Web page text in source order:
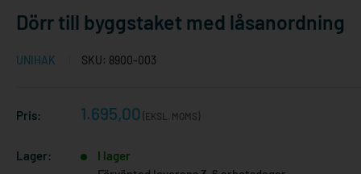
Dörr till byggstaket med låsanordning
UNIHAK SKU: 8900-003
Pris: Reapris
1.695,00 (EKSL. MOMS)
Lager:
I lager